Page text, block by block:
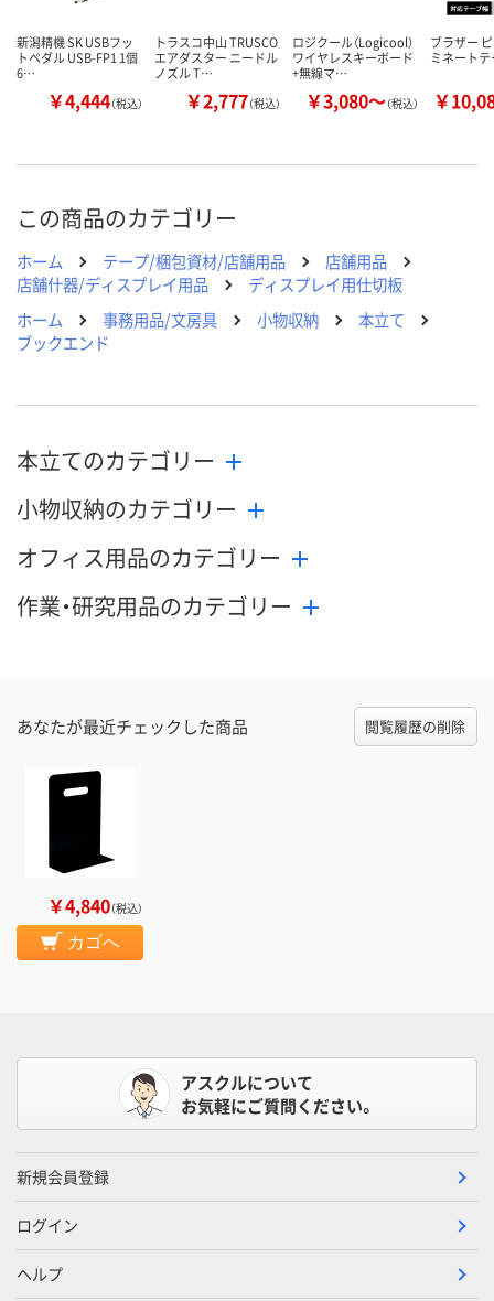
新潟精機 SK USBフッ
トペダル USB-FP1 1個
6…
￥4,444（税込）
トラスコ中山 TRUSCO
エアダスター ニードル
ノズル T…
￥2,777（税込）
ロジクール（Logicool）
ワイヤレスキーボード
+無線マ…
￥3,080～（税込）
ブラザー
ミネート
￥
この商品のカテゴリー
ホーム テープ/梱包資材/店舗用品
店舗用品
店舗什器/ディスプレイ用品
ディスプレイ用仕切板
ホーム
事務用品/文房具 小物収納
本立て
ブックエンド
本立てのカテゴリー
小物収納のカテゴリー
オフィス用品のカテゴリー
作業・研究用品のカテゴリー
あなたが最近チェックした商品 閲覧履歴の削除
￥4,840（税込）
カゴへ
アスクルについて
お気軽にご質問ください。
新規会員登録
ログイン
ヘルプ